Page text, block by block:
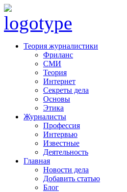
Теория журналистики
Фриланс
СМИ
Теория
Интернет
Секреты дела
Основы
Этика
Журналисты
Профессия
Интервью
Известные
Деятельность
Главная
Новости дела
Добавить статью
Блог